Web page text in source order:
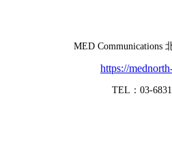
MED Communications
https://
TEL：03-